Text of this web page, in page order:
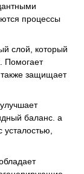
процессы
слой, который
Помогает
защищает
баланс. а
усталостью,